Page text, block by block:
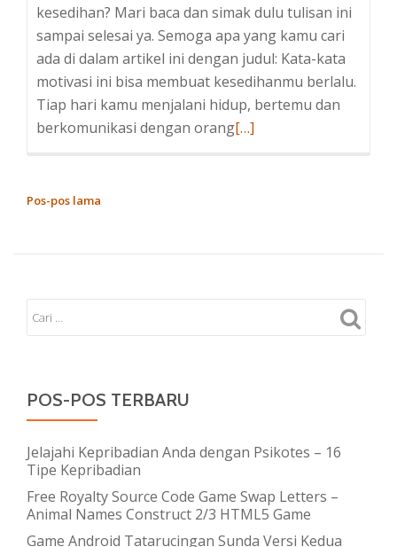
kesedihan? Mari baca dan simak dulu tulisan ini
sampai selesai ya. Semoga apa yang kamu cari
ada di dalam artikel ini dengan judul: Kata-kata
motivasi ini bisa membuat kesedihanmu berlalu.
Tiap hari kamu menjalani hidup, bertemu dan
berkomunikasi dengan orangBaca
berlalu
[…]
NAVIGASI
Pos-pos lama
POS-POS TERBARU
Jelajahi Kepribadian Anda dengan Psikotes – 16
Tipe Kepribadian
Free Royalty Source Code Game Swap Letters –
Animal Names Construct 2/3 HTML5 Game
Game Android Tatarucingan Sunda Versi Kedua